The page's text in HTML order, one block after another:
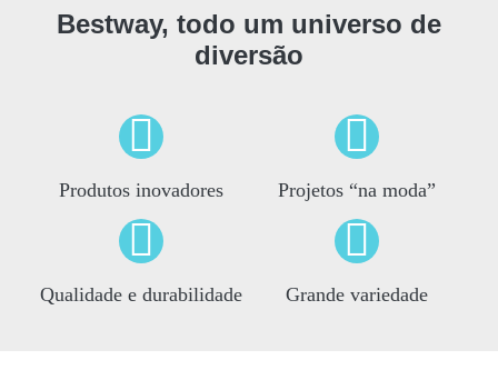
Bestway, todo um universo de
diversão
Produtos inovadores Projetos “na moda”
Qualidade e durabilidade Grande variedade